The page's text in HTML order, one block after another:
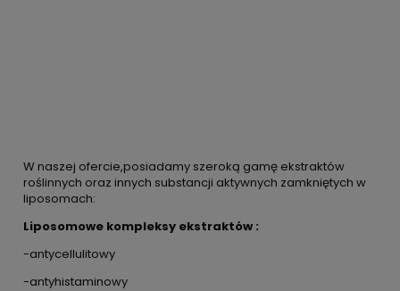
W naszej ofercie,posiadamy szeroką gamę ekstraktów
roślinnych oraz innych substancji aktywnych zamkniętych w
liposomach:
Liposomowe kompleksy ekstraktów :
-antycellulitowy
-antyhistaminowy